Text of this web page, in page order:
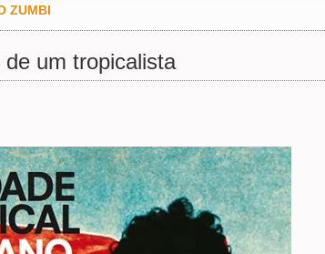
ZUMBI
um tropicalista